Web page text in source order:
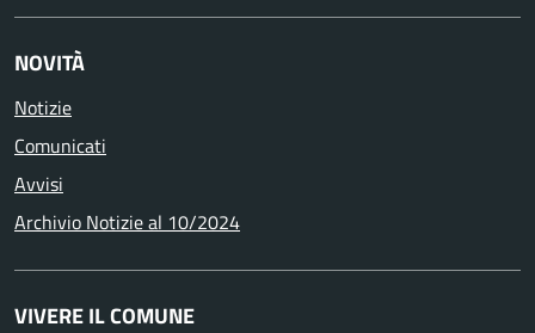
NOVITÀ
Notizie
Comunicati
Avvisi
Archivio Notizie al 10/2024
VIVERE IL COMUNE